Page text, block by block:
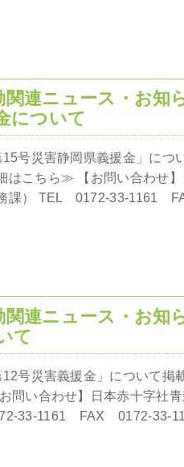
について
15号災害静岡県義援金」に
はこちら≫ 【お問い合わせ
課） TEL 0172-33-1161
て
12号災害義援金」について
問い合わせ】日本赤十字社
33-1161 FAX 0172-33-